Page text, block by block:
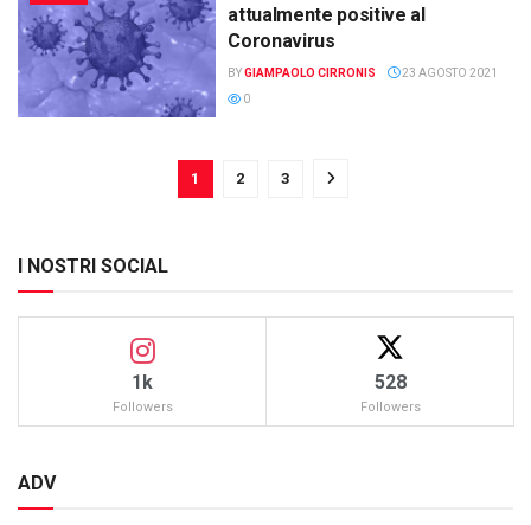
attualmente positive al
Coronavirus
BYGIAMPAOLO CIRRONIS
23 AGOSTO 2021
0
1 2 3
I NOSTRI SOCIAL
1k
Followers
528
Followers
ADV